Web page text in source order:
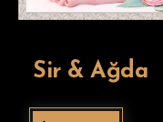
Sir & Ağda